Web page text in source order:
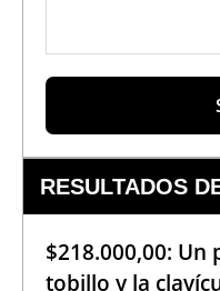
RESULTADOS
$218.000,00:
tobillo y la